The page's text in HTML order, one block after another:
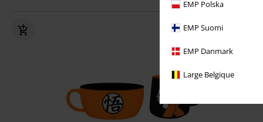
EMP Polska
EMP Suomi
EMP Danmark
Large Belgique